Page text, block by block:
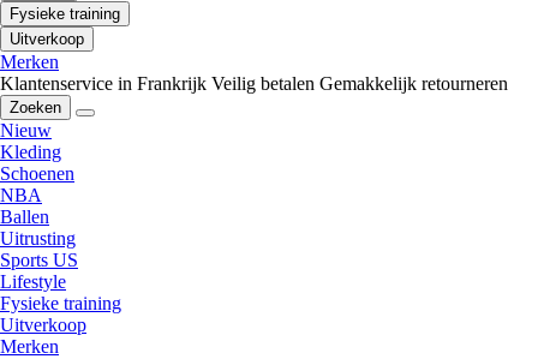
Fysieke training
Uitverkoop
Merken
Klantenservice in Frankrijk Veilig betalen Gemakkelijk retourneren
Zoeken
Nieuw
Kleding
Schoenen
NBA
Ballen
Uitrusting
Sports US
Lifestyle
Fysieke training
Uitverkoop
Merken